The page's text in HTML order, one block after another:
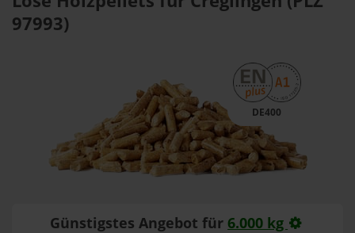
97993)
DE400
Günstigstes Angebot für 6.000 kg